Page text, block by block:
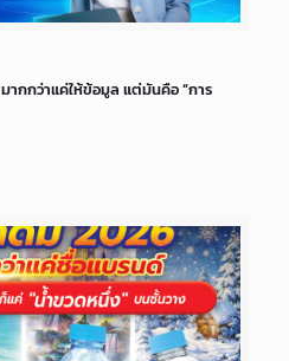
ากกว่าแค่ให้ข้อมูล แต่มันคือ “การ